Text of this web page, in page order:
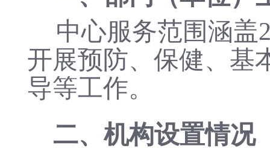
中心服务范围涵盖
开展预防、保健、基
导等工作。
二、机构设置情况